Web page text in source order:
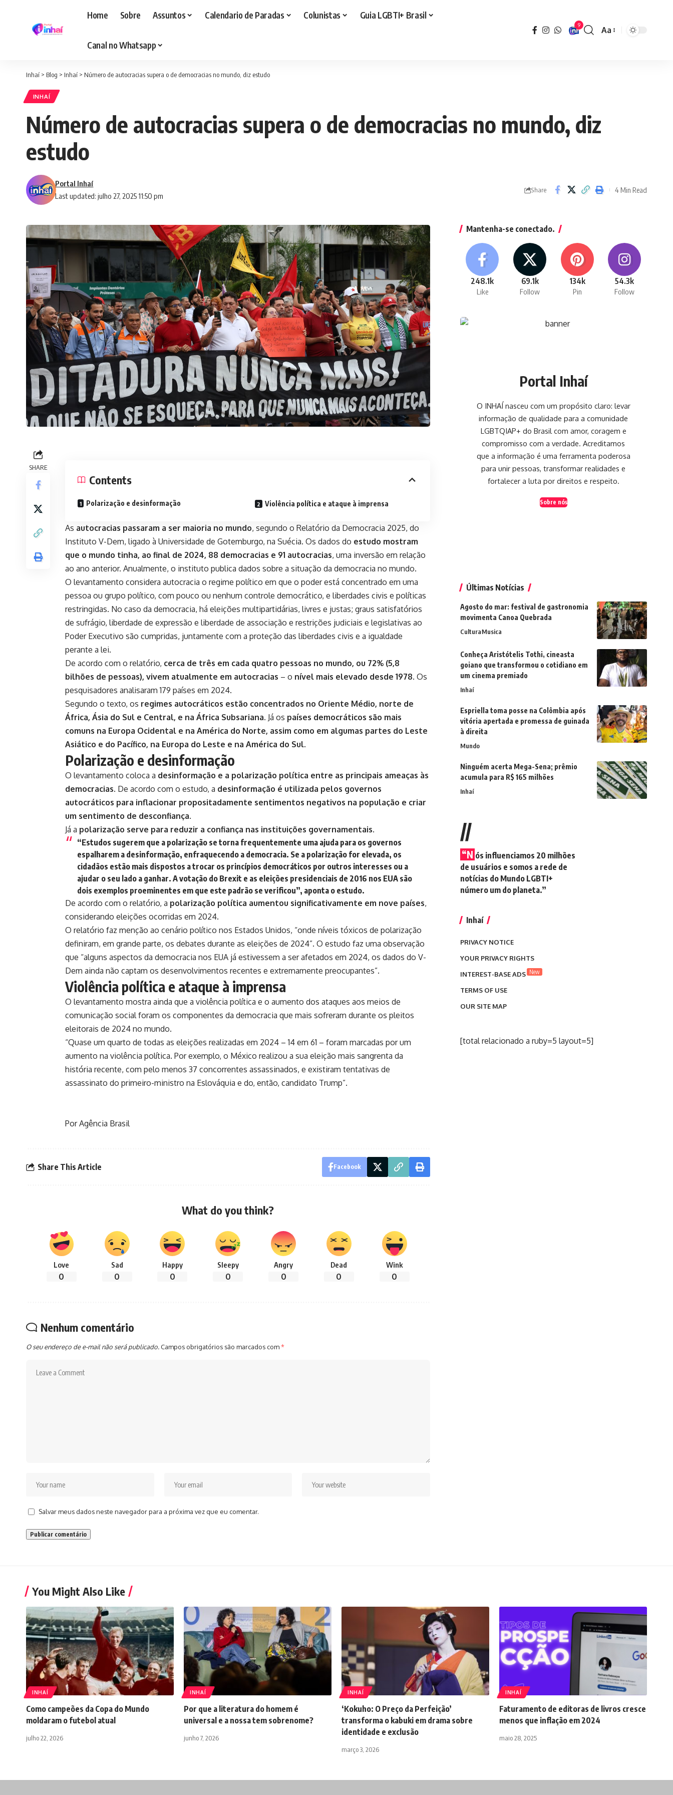
Home Sobre Assuntos Calendario de Paradas Colunistas Guia LGBTI+ Brasil
Canal no Whatsapp
9
Font
Aa
Inhaí > Blog > Inhaí > Número de autocracias supera o de democracias no mundo, diz estudo
INHAÍ
Número de autocracias supera o de democracias no mundo, diz
estudo
Last updated: julho 27, 2025 11:50 pm
Portal Inhaí
Share 4 Min Read
SHARE
Contents
Polarização e desinformação Violência política e ataque à imprensa
As autocracias passaram a ser maioria no mundo, segundo o Relatório da Democracia 2025, do
Instituto V-Dem, ligado à Universidade de Gotemburgo, na Suécia. Os dados do estudo mostram
que o mundo tinha, ao final de 2024, 88 democracias e 91 autocracias, uma inversão em relação
ao ano anterior. Anualmente, o instituto publica dados sobre a situação da democracia no mundo.
O levantamento considera autocracia o regime político em que o poder está concentrado em uma
pessoa ou grupo político, com pouco ou nenhum controle democrático, e liberdades civis e políticas
restringidas. No caso da democracia, há eleições multipartidárias, livres e justas; graus satisfatórios
de sufrágio, liberdade de expressão e liberdade de associação e restrições judiciais e legislativas ao
Poder Executivo são cumpridas, juntamente com a proteção das liberdades civis e a igualdade
perante a lei.
De acordo com o relatório, cerca de três em cada quatro pessoas no mundo, ou 72% (5,8
bilhões de pessoas), vivem atualmente em autocracias – o nível mais elevado desde 1978. Os
pesquisadores analisaram 179 países em 2024.
Segundo o texto, os regimes autocráticos estão concentrados no Oriente Médio, norte de
África, Ásia do Sul e Central, e na África Subsariana. Já os países democráticos são mais
comuns na Europa Ocidental e na América do Norte, assim como em algumas partes do Leste
Asiático e do Pacífico, na Europa do Leste e na América do Sul.
Polarização e desinformação
O levantamento coloca a desinformação e a polarização política entre as principais ameaças às
democracias. De acordo com o estudo, a desinformação é utilizada pelos governos
autocráticos para inflacionar propositadamente sentimentos negativos na população e criar
um sentimento de desconfiança.
Já a polarização serve para reduzir a confiança nas instituições governamentais.
“Estudos sugerem que a polarização se torna frequentemente uma ajuda para os governos
espalharem a desinformação, enfraquecendo a democracia. Se a polarização for elevada, os
cidadãos estão mais dispostos a trocar os princípios democráticos por outros interesses ou a
ajudar o seu lado a ganhar. A votação do Brexit e as eleições presidenciais de 2016 nos EUA são
dois exemplos proeminentes em que este padrão se verificou”, aponta o estudo.
De acordo com o relatório, a polarização política aumentou significativamente em nove países,
considerando eleições ocorridas em 2024.
O relatório faz menção ao cenário político nos Estados Unidos, “onde níveis tóxicos de polarização
definiram, em grande parte, os debates durante as eleições de 2024”. O estudo faz uma observação
que “alguns aspectos da democracia nos EUA já estivessem a ser afetados em 2024, os dados do V-
Dem ainda não captam os desenvolvimentos recentes e extremamente preocupantes”.
Violência política e ataque à imprensa
O levantamento mostra ainda que a violência política e o aumento dos ataques aos meios de
comunicação social foram os componentes da democracia que mais sofreram durante os pleitos
eleitorais de 2024 no mundo.
“Quase um quarto de todas as eleições realizadas em 2024 – 14 em 61 – foram marcadas por um
aumento na violência política. Por exemplo, o México realizou a sua eleição mais sangrenta da
história recente, com pelo menos 37 concorrentes assassinados, e existiram tentativas de
assassinato do primeiro-ministro na Eslováquia e do, então, candidato Trump”.
Por Agência Brasil
Share This Article Facebook
What do you think?
Love
0
Sad
0
Happy
0
Sleepy
0
Angry
0
Dead
0
Wink
0
Nenhum comentário
O seu endereço de e-mail não será publicado. Campos obrigatórios são marcados com*
Salvar meus dados neste navegador para a próxima vez que eu comentar.
Mantenha-se conectado.
248.1k
Like
69.1k
Follow
134k
Pin
54.3k
Follow
Portal Inhaí
O INHAÍ nasceu com um propósito claro: levar
informação de qualidade para a comunidade
LGBTQIAP+ do Brasil com amor, coragem e
compromisso com a verdade. Acreditamos
que a informação é uma ferramenta poderosa
para unir pessoas, transformar realidades e
fortalecer a luta por direitos e respeito.
Sobre nós
Últimas Notícias
Agosto do mar: festival de gastronomia
movimenta Canoa Quebrada
CulturaMusica
Conheça Aristótelis Tothi, cineasta
goiano que transformou o cotidiano em
um cinema premiado
Inhaí
Espriella toma posse na Colômbia após
vitória apertada e promessa de guinada
à direita
Mundo
Ninguém acerta Mega-Sena; prêmio
acumula para R$ 165 milhões
Inhaí
//
“N ós influenciamos 20 milhões
de usuários e somos a rede de
notícias do Mundo LGBTI+
número um do planeta.”
Inhaí
PRIVACY NOTICE
YOUR PRIVACY RIGHTS
INTEREST-BASE ADS New
TERMS OF USE
OUR SITE MAP
[total relacionado a ruby=5 layout=5]
You Might Also Like
INHAÍ
Como campeões da Copa do Mundo
moldaram o futebol atual
julho 22, 2026
INHAÍ
Por que a literatura do homem é
universal e a nossa tem sobrenome?
junho 7, 2026
INHAÍ
‘Kokuho: O Preço da Perfeição’
transforma o kabuki em drama sobre
identidade e exclusão
março 3, 2026
INHAÍ
Faturamento de editoras de livros cresce
menos que inflação em 2024
maio 28, 2025